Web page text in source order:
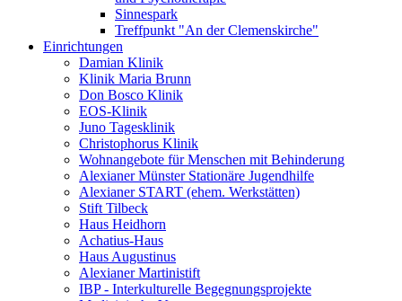
Sinnespark
Treffpunkt "An der Clemenskirche"
Einrichtungen
Damian Klinik
Klinik Maria Brunn
Don Bosco Klinik
EOS-Klinik
Juno Tagesklinik
Christophorus Klinik
Wohnangebote für Menschen mit Behinderung
Alexianer Münster Stationäre Jugendhilfe
Alexianer START (ehem. Werkstätten)
Stift Tilbeck
Haus Heidhorn
Achatius-Haus
Haus Augustinus
Alexianer Martinistift
IBP - Interkulturelle Begegnungsprojekte